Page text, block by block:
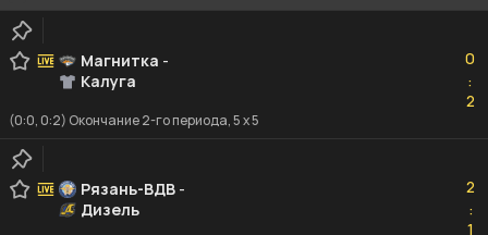
Магнитка -
Калуга
0
:2
2
(0:0, 0:2) Окончание 2-го периода, 5 x 5
Рязань-ВДВ -
Дизель
2
:1
1